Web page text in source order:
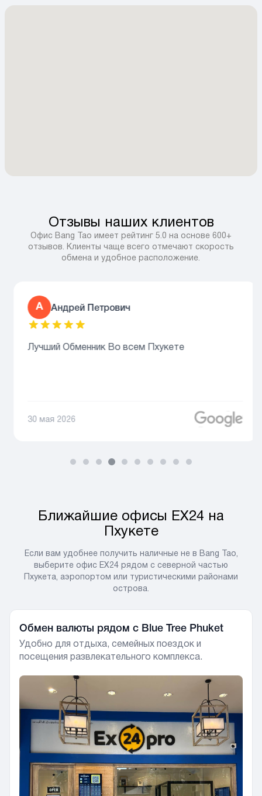
Отзывы наших клиентов
Офис Bang Tao имеет рейтинг 5.0 на основе 600+
отзывов. Клиенты чаще всего отмечают скорость
обмена и удобное расположение.
А Андрей Петрович
Лучший Обменник Во всем Пхукете
30 мая 2026
Ближайшие офисы EX24 на
Пхукете
Если вам удобнее получить наличные не в Bang Tao,
выберите офис EX24 рядом с северной частью
Пхукета, аэропортом или туристическими районами
острова.
Обмен валюты рядом с Blue Tree Phuket
Удобно для отдыха, семейных поездок и
посещения развлекательного комплекса.